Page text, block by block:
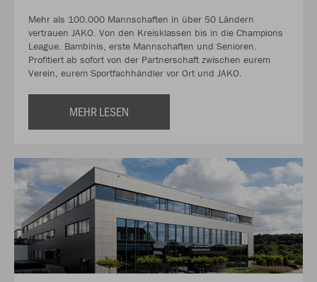
Mehr als 100.000 Mannschaften in über 50 Ländern
vertrauen JAKO. Von den Kreisklassen bis in die Champions
League. Bambinis, erste Mannschaften und Senioren.
Profitiert ab sofort von der Partnerschaft zwischen eurem
Verein, eurem Sportfachhändler vor Ort und JAKO.
MEHR LESEN